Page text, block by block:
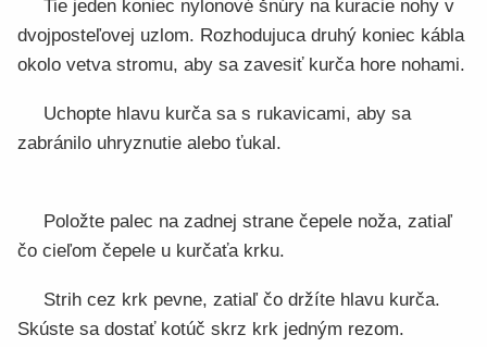
Tie jeden koniec nylonové šnúry na kuracie nohy v
dvojposteľovej uzlom. Rozhodujuca druhý koniec kábla
okolo vetva stromu, aby sa zavesiť kurča hore nohami.
Uchopte hlavu kurča sa s rukavicami, aby sa
zabránilo uhryznutie alebo ťukal.
Položte palec na zadnej strane čepele noža, zatiaľ
čo cieľom čepele u kurčaťa krku.
Strih cez krk pevne, zatiaľ čo držíte hlavu kurča.
Skúste sa dostať kotúč skrz krk jedným rezom.